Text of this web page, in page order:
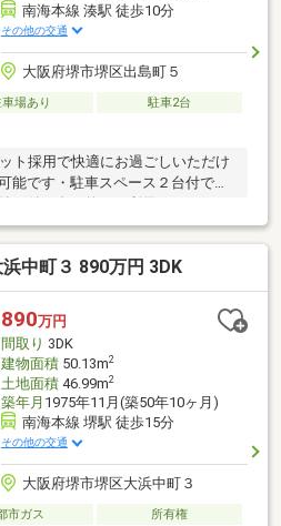
南海本線 湊駅 徒歩10分
その他の交通
大阪府堺市堺区出島町５
場あり
駐車2台
ト採用で快適にお過ごしいただけ
能です・駐車スペース２台付で複
戸付で多目的にご利用いただけま
楽々です・対面式キッチンなので
立地・新湊小学校まで徒歩約4
◇弊社が選ばれる理由１．お金の
ルプランナーが資金計画をサポー
きる売却専門チームあり！３．た
め、最も低金利になるように審査
中町３ 890万円 3DK
890万円
間取り 3DK
建物面積50.13m2
土地面積46.99m2
築年月 1975年11月(築50年10ヶ月)
南海本線 堺駅 徒歩15分
その他の交通
大阪府堺市堺区大浜中町３
市ガス 所有権